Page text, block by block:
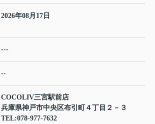
2026年08月17日
---
--
COCOLIV三宮駅前店
兵庫県神戸市中央区布引町４丁目２－３
TEL:078-977-7632